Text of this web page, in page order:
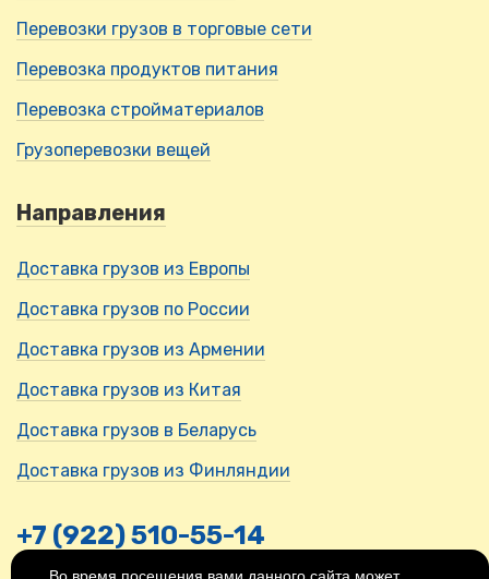
Перевозки грузов в торговые сети
Перевозка продуктов питания
Перевозка стройматериалов
Грузоперевозки вещей
Направления
Доставка грузов из Европы
Доставка грузов по России
Доставка грузов из Армении
Доставка грузов из Китая
Доставка грузов в Беларусь
Доставка грузов из Финляндии
+7 (922) 510-55-14